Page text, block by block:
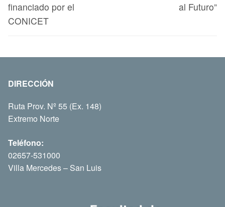
financiado por el
CONICET
al Futuro”
DIRECCIÓN
Ruta Prov. Nº 55 (Ex. 148)
Extremo Norte
Teléfono:
02657-531000
Villa Mercedes – San Luis